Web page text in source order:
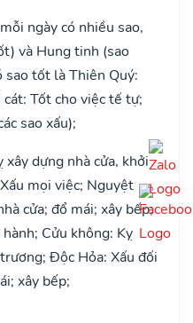
ngày có nhiều sao,
và Hung tinh (sao
tốt là Thiên Quý:
Tốt cho việc tế tự;
sao xấu);
xây dựng nhà cửa, khởi
mọi việc; Nguyệt
cửa; đổ mái; xây bếp;
Cửu không: Kỵ
Độc Hỏa: Xấu đối
xây bếp;